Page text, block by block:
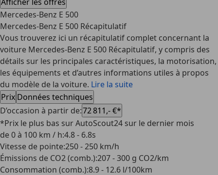
Mercedes-Benz E 500
Mercedes-Benz E 500 Récapitulatif
Vous trouverez ici un récapitulatif complet concernant la
voiture Mercedes-Benz E 500 Récapitulatif, y compris des
détails sur les principales caractéristiques, la motorisation,
les équipements et d’autres informations utiles à propos
du modèle de la voiture. Lire la suite
Prix Données techniques
D’occasion à partir de:72 811,- €*
*Prix le plus bas sur AutoScout24 sur le dernier mois
de 0 à 100 km / h:4.8 - 6.8s
Vitesse de pointe:250 - 250 km/h
Émissions de CO2 (comb.):207 - 300 g CO2/km
Consommation (comb.):8.9 - 12.6 l/100km